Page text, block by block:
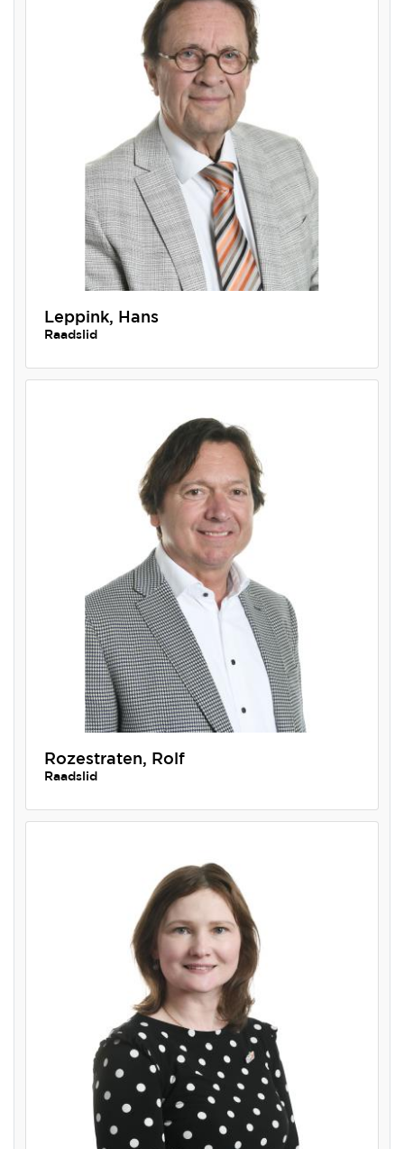
Leppink, Hans
Raadslid
Rozestraten, Rolf
Raadslid